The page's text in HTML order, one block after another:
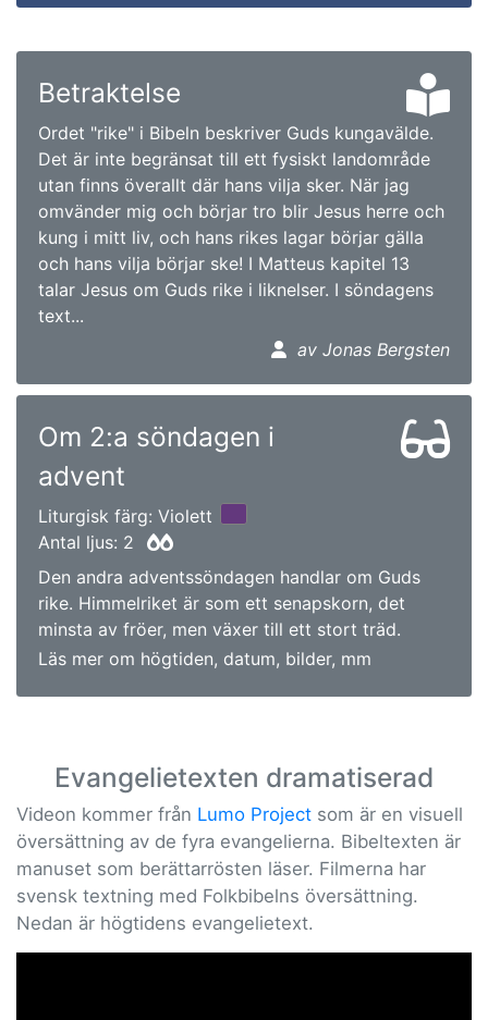
Betraktelse
Ordet "rike" i Bibeln beskriver Guds kungavälde.
Det är inte begränsat till ett fysiskt landområde
utan finns överallt där hans vilja sker. När jag
omvänder mig och börjar tro blir Jesus herre och
kung i mitt liv, och hans rikes lagar börjar gälla
och hans vilja börjar ske! I Matteus kapitel 13
talar Jesus om Guds rike i liknelser. I söndagens
text...
av Jonas Bergsten
Om 2:a söndagen i
advent
Liturgisk färg: Violett
Antal ljus: 2
Den andra adventssöndagen handlar om Guds
rike. Himmelriket är som ett senapskorn, det
minsta av fröer, men växer till ett stort träd.
Läs mer om högtiden, datum, bilder, mm
Evangelietexten dramatiserad
Videon kommer från Lumo Project som är en visuell
översättning av de fyra evangelierna. Bibeltexten är
manuset som berättarrösten läser. Filmerna har
svensk textning med Folkbibelns översättning.
Nedan är högtidens evangelietext.